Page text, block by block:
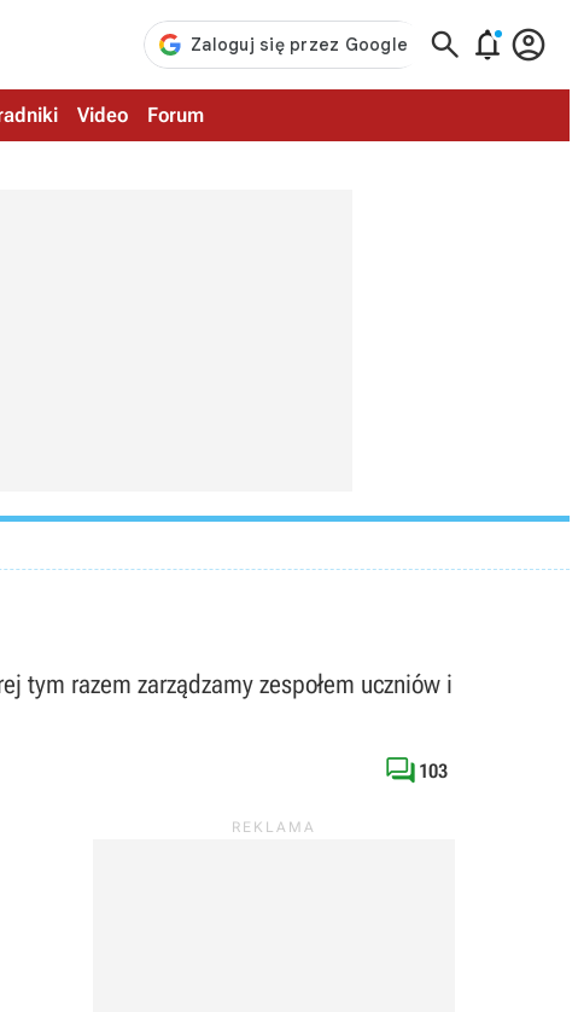
  
Video Forum
tym razem zarządzamy zespołem uczniów i
 103